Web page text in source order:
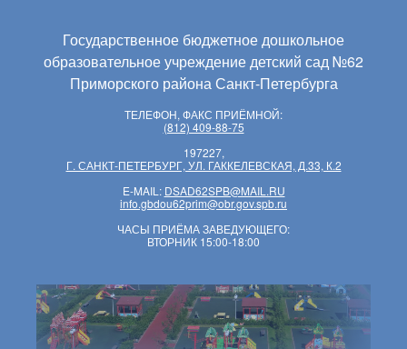
Государственное бюджетное дошкольное
образовательное учреждение детский сад №62
Приморского района Санкт-Петербурга
ТЕЛЕФОН, ФАКС ПРИЁМНОЙ:
(812) 409-88-75
197227,
Г. САНКТ-ПЕТЕРБУРГ, УЛ. ГАККЕЛЕВСКАЯ, Д.33, К.2
E-MAIL: DSAD62SPB@MAIL.RU
info.gbdou62prim@obr.gov.spb.ru
ЧАСЫ ПРИЁМА ЗАВЕДУЮЩЕГО:
ВТОРНИК 15:00-18:00